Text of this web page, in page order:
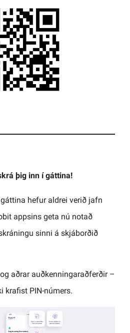
þig inn í gáttina!
hefur aldrei verið jafn
appsins geta nú notað
sinni á skjáborðið
aðrar auðkenningaraðferðir –
krafist PIN-númers.